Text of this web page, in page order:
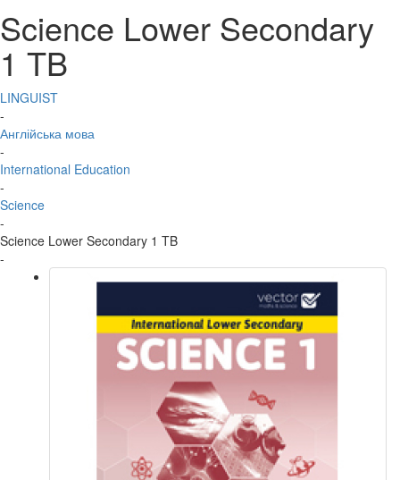
Science Lower Secondary
1 TB
LINGUIST
-
Англійська мова
-
International Education
-
Science
-
Science Lower Secondary 1 TB
-